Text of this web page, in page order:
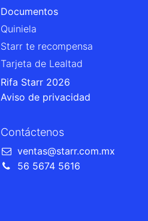
Documentos
Quiniela
Starr te recompensa
Tarjeta de Lealtad
Rifa Starr 2026
Aviso de privacidad
Contáctenos
ventas@starr.com.mx
56 5674 5616